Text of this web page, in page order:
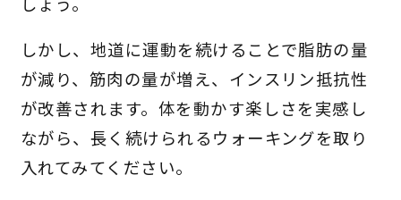
しかし、地道に運動を続けることで脂肪の量
が減り、筋肉の量が増え、インスリン抵抗性
が改善されます。体を動かす楽しさを実感し
ながら、長く続けられるウォーキングを取り
入れてみてください。